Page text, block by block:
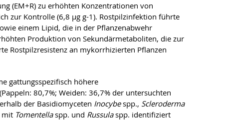
(EM+R) zu erhöhten Konzentrationen von
zur Kontrolle (6,8 μg g-1). Rostpilzinfektion führte
einem Lipid, die in der Pflanzenabwehr
Produktion von Sekundärmetaboliten, die zur
Rostpilzresistenz an mykorrhizierten Pflanzen
gattungsspezifisch höhere
80,7%; Weiden: 36,7% der untersuchten
der Basidiomyceten Inocybespp., Scleroderma
mit Tomentellaspp. und Russulaspp. identifiziert